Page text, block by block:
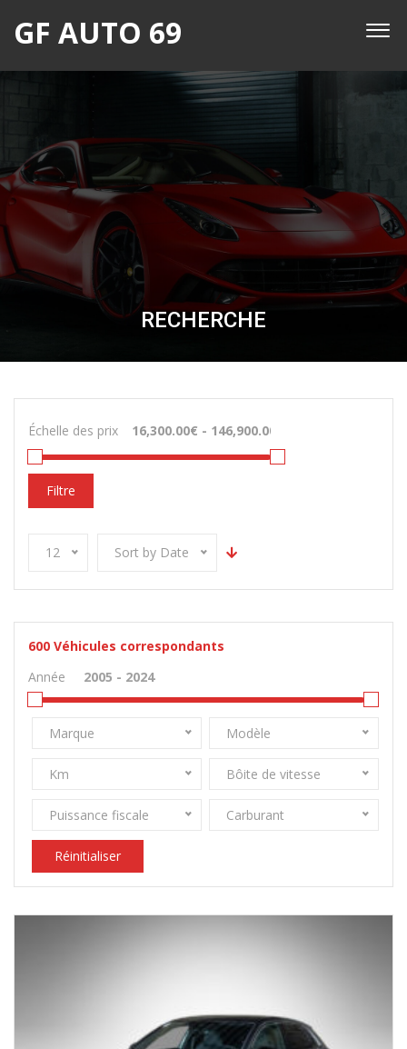
GF AUTO 69
RECHERCHE
Échelle des prix
Filtre
12 Sort by Date
600 Véhicules correspondants
Année
Marque Modèle
Km Bôite de vitesse
Puissance fiscale Carburant
Réinitialiser